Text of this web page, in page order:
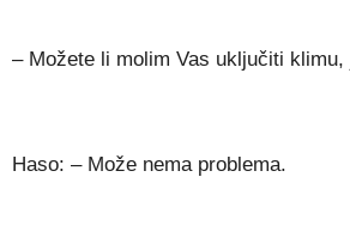
– Možete li molim Vas uključiti klimu,
Haso: – Može nema problema.